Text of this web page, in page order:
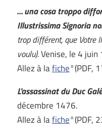
… una cosa troppo
Illustrissima Signoria
trop différent, que Votre
voulu).Venise, le 4 juin
Allez à lafiche°(PDF,
L'assassinat du Duc
décembre 1476.
Allez à lafiche°(PDF,